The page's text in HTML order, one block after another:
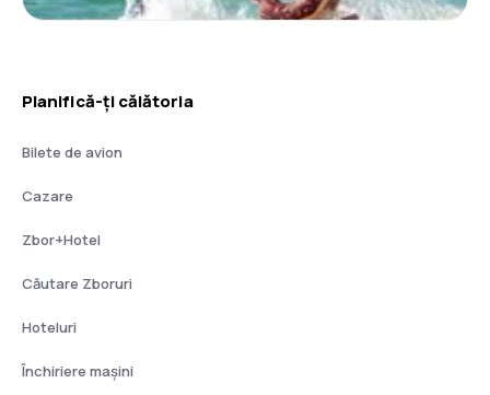
Planifică-ți călătoria
Bilete de avion
Cazare
Zbor+Hotel
Căutare Zboruri
Hoteluri
Închiriere mașini